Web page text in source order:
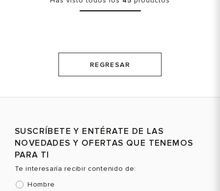
REGRESAR
SUSCRÍBETE Y ENTÉRATE DE LAS
NOVEDADES Y OFERTAS QUE TENEMOS
PARA TI
Te interesaría recibir contenido de:
Hombre